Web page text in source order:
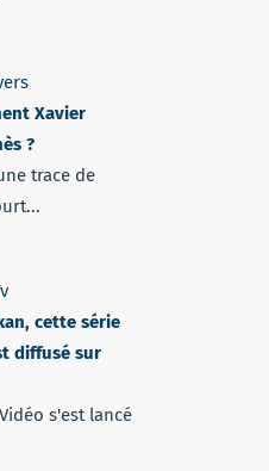
Xavier
?
trace de
cette série
diffusé sur
s'est lancé